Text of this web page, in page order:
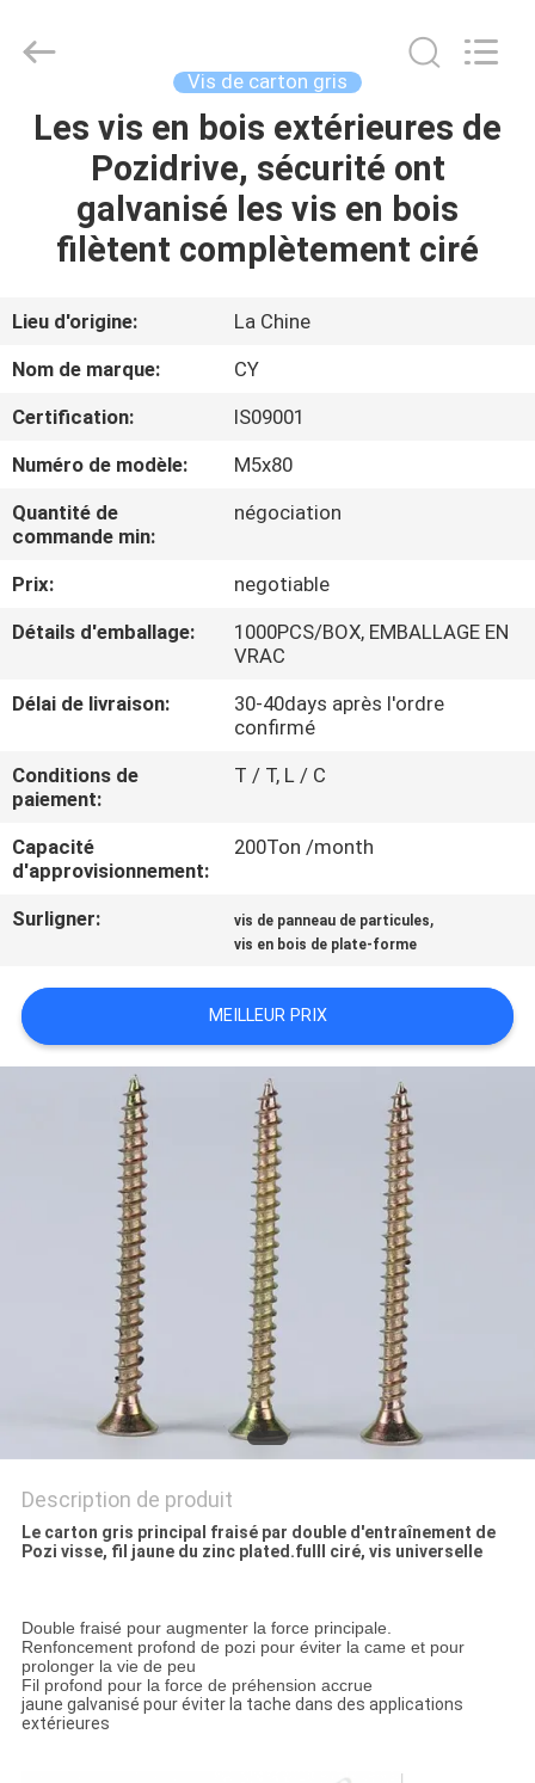
MAISON
PRODUITS
SUJET
DE
NOUS
VISITE
D'USINE
CONTRÔLE
DE
NOUS
NOUVELLES
UNE
CITATION
PRIVACY
POLICY
Chaoyi
Fastener.
Vis de carton gris
Les vis en bois extérieures de
Pozidrive, sécurité ont
galvanisé les vis en bois
filètent complètement ciré
Lieu d'origine:
La Chine
Nom de marque:
CY
Certification:
IS09001
Numéro de modèle:
M5x80
Quantité de
commande min:
négociation
Prix:
negotiable
Détails d'emballage:
1000PCS/BOX, EMBALLAGE EN
VRAC
Délai de livraison:
30-40days après l'ordre
confirmé
Conditions de
paiement:
T / T, L / C
Capacité
d'approvisionnement:
200Ton /month
Surligner: vis de panneau de particules,
vis en bois de plate-forme
MEILLEUR PRIX
Description de produit
Le carton gris principal fraisé par double d'entraînement de
Pozi visse, fil jaune du zinc plated.fulll
ciré, vis universelle
Double fraisé pour augmenter la force principale.
Renfoncement profond de pozi pour éviter la came et pour
prolonger la vie de peu
Fil profond pour la force de préhension accrue
jaune galvanisé pour éviter la tache dans des applications
extérieures